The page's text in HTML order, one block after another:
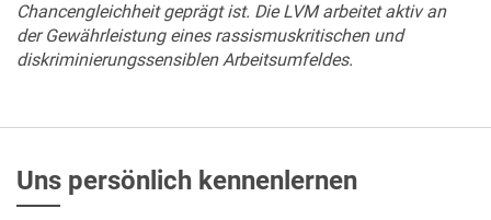
Chancengleichheit geprägt ist. Die LVM arbeitet aktiv an
der Gewährleistung eines rassismuskritischen und
diskriminierungssensiblen Arbeitsumfeldes.
Uns persönlich kennenlernen